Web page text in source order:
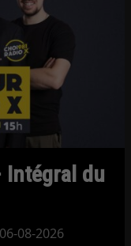
Intégral du
08-2026